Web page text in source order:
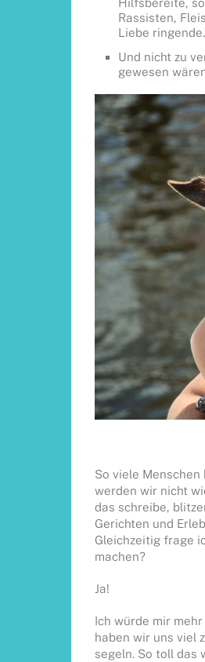
Hilfsbereite,
Rassisten,
Liebe
Und nicht zu
gewesen
So viele
werden wir nicht
das schreibe,
Gerichten und
Gleichzeitig frage
machen?
Ja!
Ich würde mir
haben wir uns viel
segeln. So toll das